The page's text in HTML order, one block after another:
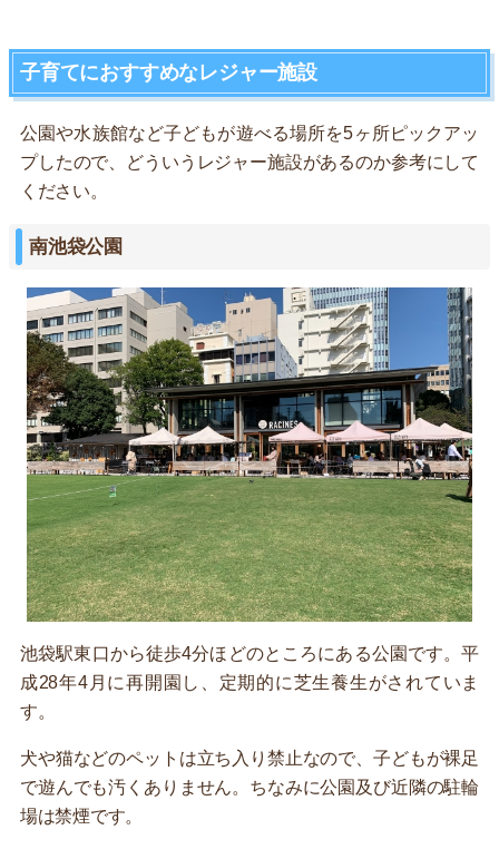
子育てにおすすめなレジャー施設
公園や水族館など子どもが遊べる場所を5ヶ所ピックアッ
プしたので、どういうレジャー施設があるのか参考にして
ください。
南池袋公園
池袋駅東口から徒歩4分ほどのところにある公園です。平
成28年4月に再開園し、定期的に芝生養生がされていま
す。
犬や猫などのペットは立ち入り禁止なので、子どもが裸足
で遊んでも汚くありません。ちなみに公園及び近隣の駐輪
場は禁煙です。